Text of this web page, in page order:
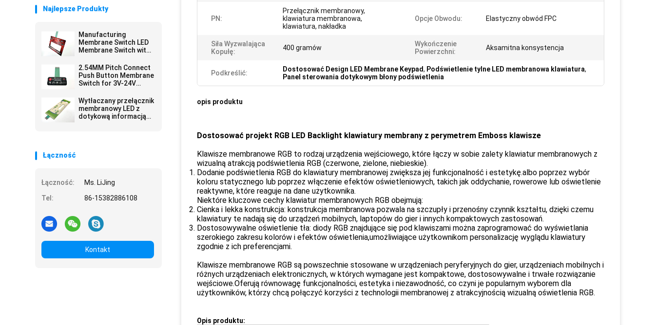
Najlepsze Produkty
Manufacturing
Membrane Switch LED
Membrane Switch with
Velvet Texture/Glossy
Surface Finish
2.54MM Pitch Connect
Push Button Membrane
Switch for 3V-24V
Efficiency Needs
Wytłaczany przełącznik
membranowy LED z
dotykową informacją
Łączność
Łączność:
Ms. LiJing
Tel:
86-15382886108
Kontakt
PN:
Przełącznik membranowy,
klawiatura membranowa,
klawiatura, nakładka
Opcje Obwodu: Elastyczny obwód FPC
Siła Wyzwalająca
Kopułę:
400 gramów
Wykończenie
Powierzchni:
Aksamitna konsystencja
Podkreślić: Dostosować Design LED Membrane Keypad, Podświetlenie tylne LED membranowa klawiatura,
Panel sterowania dotykowym błony podświetlenia
opis produktu
Dostosować projekt RGB LED Backlight klawiatury membrany z perymetrem Emboss klawisze
Klawisze membranowe RGB to rodzaj urządzenia wejściowego, które łączy w sobie zalety klawiatur membranowych z
wizualną atrakcją podświetlenia RGB (czerwone, zielone, niebieskie).
Dodanie podświetlenia RGB do klawiatury membranowej zwiększa jej funkcjonalność i estetykę.albo poprzez wybór
koloru statycznego lub poprzez włączenie efektów oświetleniowych, takich jak oddychanie, rowerowe lub oświetlenie
reaktywne, które reaguje na dane użytkownika.
Niektóre kluczowe cechy klawiatur membranowych RGB obejmują:
Cienka i lekka konstrukcja: konstrukcja membranowa pozwala na szczupły i przenośny czynnik kształtu, dzięki czemu
klawiatury te nadają się do urządzeń mobilnych, laptopów do gier i innych kompaktowych zastosowań.
Dostosowywalne oświetlenie tła: diody RGB znajdujące się pod klawiszami można zaprogramować do wyświetlania
szerokiego zakresu kolorów i efektów oświetlenia,umożliwiające użytkownikom personalizację wyglądu klawiatury
zgodnie z ich preferencjami.
Klawisze membranowe RGB są powszechnie stosowane w urządzeniach peryferyjnych do gier, urządzeniach mobilnych i
różnych urządzeniach elektronicznych, w których wymagane jest kompaktowe, dostosowywalne i trwałe rozwiązanie
wejściowe.Oferują równowagę funkcjonalności, estetyka i niezawodność, co czyni je popularnym wyborem dla
użytkowników, którzy chcą połączyć korzyści z technologii membranowej z atrakcyjnością wizualną oświetlenia RGB.
Opis produktu: